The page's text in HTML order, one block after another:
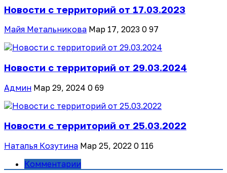
Новости с территорий от 17.03.2023
Майя Метальникова Мар 17, 2023 0 97
Новости с территорий от 29.03.2024
Админ Мар 29, 2024 0 69
Новости с территорий от 25.03.2022
Наталья Козутина Мар 25, 2022 0 116
Комментарии